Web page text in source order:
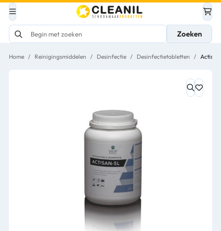
Zoeken
Home / Reinigingsmiddelen / Desinfectie / Desinfectietabletten /